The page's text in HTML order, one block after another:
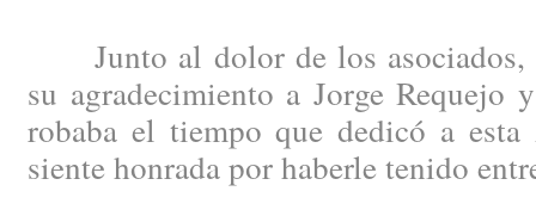
Junto al dolor de los asociados,
su agradecimiento a Jorge
robaba el tiempo que dedicó a
siente honrada por haberle tenido